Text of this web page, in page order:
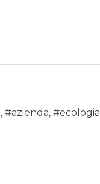
,#azienda,#ecologia